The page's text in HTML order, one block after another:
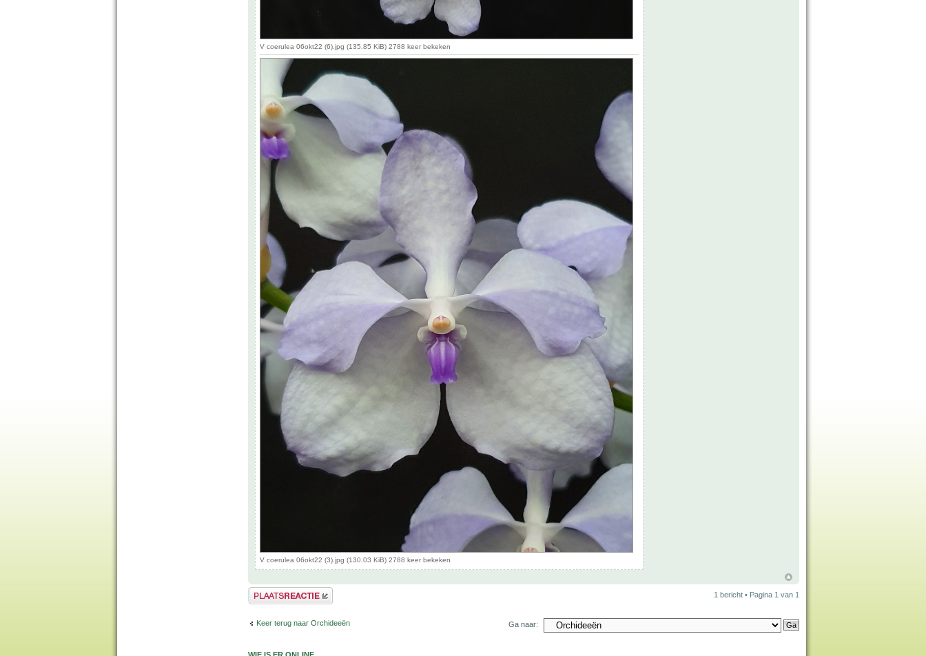
V coerulea 06okt22 (6).jpg (135.85 KiB) 2788 keer bekeken
V coerulea 06okt22 (3).jpg (130.03 KiB) 2788 keer bekeken
Plaats een reactie 1 bericht • Pagina 1 van 1
Keer terug naar Orchideeën Ga naar: